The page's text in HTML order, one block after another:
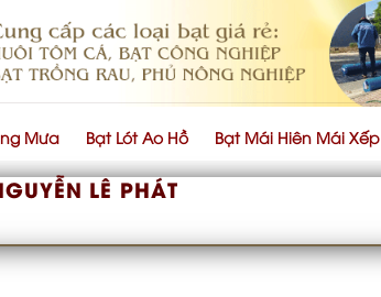
Mưa Bạt Lót Ao Hồ Bạt Mái Hiên Mái Xếp
LÊ PHÁT